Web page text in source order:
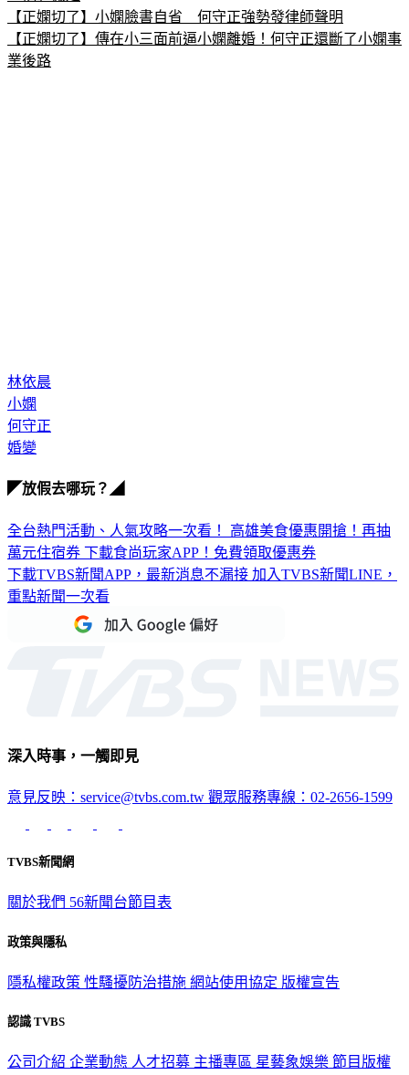
【正嫻切了】小嫻臉書自省　何守正強勢發律師聲明
【正嫻切了】傳在小三面前逼小嫻離婚！何守正還斷了小嫻事
業後路
林依晨
小嫻
何守正
婚變
◤放假去哪玩？◢
全台熱門活動、人氣攻略一次看！ 高雄美食優惠開搶！再抽
萬元住宿券 下載食尚玩家APP！免費領取優惠券
下載TVBS新聞APP，最新消息不漏接 加入TVBS新聞LINE，
重點新聞一次看
深入時事，一觸即見
意見反映：service@tvbs.com.tw 觀眾服務專線：02-2656-1599
TVBS新聞網
關於我們 56新聞台節目表
政策與隱私
隱私權政策 性騷擾防治措施 網站使用協定 版權宣告
認識 TVBS
公司介紹 企業動態 人才招募 主播專區 星藝象娛樂 節目版權